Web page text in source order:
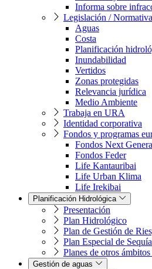
Informa sobre
Legislación / Normativa
Aguas
Costa
Planificación
Inundabilidad
Vertidos
Zonas protegidas
Relevancia jurídica
Medio Ambiente
Trabaja en URA
Identidad corporativa
Fondos y programas
Fondos Next
Fondos Feder
Life Kantauribai
Life Urban Klima
Life Irekibai
Planificación Hidrológica
Presentación
Plan Hidrológico
Plan de Gestión de
Plan Especial de
Planes de otros
Gestión de aguas